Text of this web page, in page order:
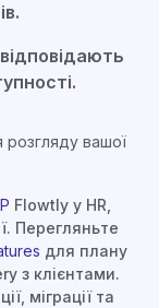
відповідають
вашої
Flowtly у HR,
Перегляньте
для плану
з клієнтами.
міграції та